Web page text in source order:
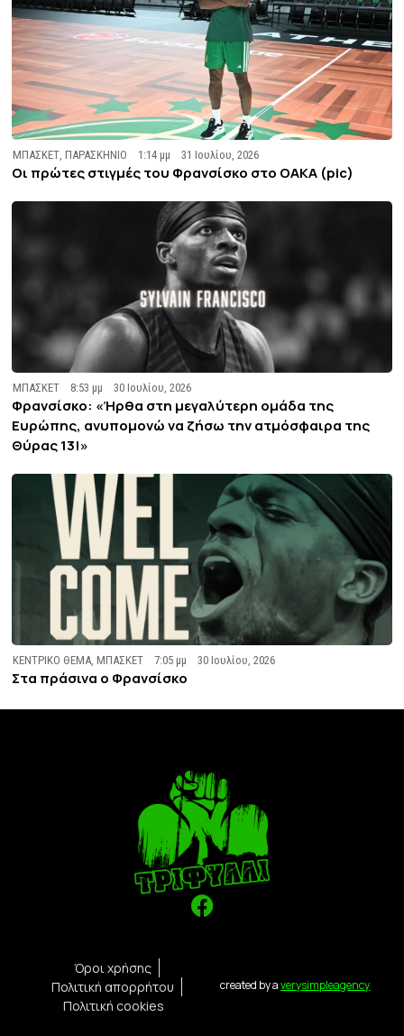
ΜΠΑΣΚΕΤ ,ΠΑΡΑΣΚΗΝΙΟ 1:14 μμ 31 Ιουλίου, 2026
Οι πρώτες στιγμές του Φρανσίσκο στο ΟΑΚΑ (pic)
ΜΠΑΣΚΕΤ 8:53 μμ 30 Ιουλίου, 2026
Φρανσίσκο: «Ήρθα στη μεγαλύτερη ομάδα της
Ευρώπης, ανυπομονώ να ζήσω την ατμόσφαιρα της
Θύρας 13!»
ΚΕΝΤΡΙΚΟ ΘΕΜΑ ,ΜΠΑΣΚΕΤ 7:05 μμ 30 Ιουλίου, 2026
Στα πράσινα ο Φρανσίσκο
created by averysimpleagency
Όροι χρήσης
Πολιτική απορρήτου
Πολιτική cookies